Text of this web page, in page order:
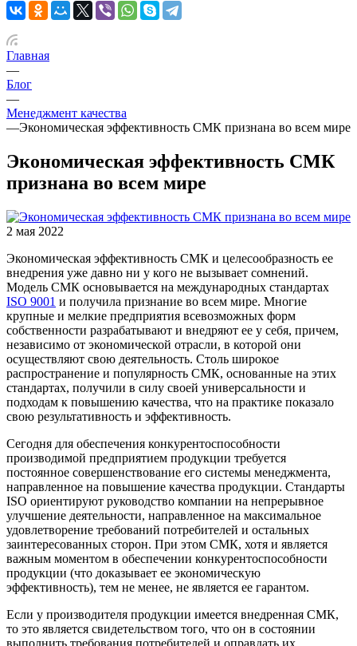
Главная
—
Блог
—
Менеджмент качества
—Экономическая эффективность СМК признана во всем мире
Экономическая эффективность СМК
признана во всем мире
2 мая 2022
Экономическая эффективность СМК и целесообразность ее
внедрения уже давно ни у кого не вызывает сомнений.
Модель СМК основывается на международных стандартах
ISO 9001 и получила признание во всем мире. Многие
крупные и мелкие предприятия всевозможных форм
собственности разрабатывают и внедряют ее у себя, причем,
независимо от экономической отрасли, в которой они
осуществляют свою деятельность. Столь широкое
распространение и популярность СМК, основанные на этих
стандартах, получили в силу своей универсальности и
подходам к повышению качества, что на практике показало
свою результативность и эффективность.
Сегодня для обеспечения конкурентоспособности
производимой предприятием продукции требуется
постоянное совершенствование его системы менеджмента,
направленное на повышение качества продукции. Стандарты
ISO ориентируют руководство компании на непрерывное
улучшение деятельности, направленное на максимальное
удовлетворение требований потребителей и остальных
заинтересованных сторон. При этом СМК, хотя и является
важным моментом в обеспечении конкурентоспособности
продукции (что доказывает ее экономическую
эффективность), тем не менее, не является ее гарантом.
Если у производителя продукции имеется внедренная СМК,
то это является свидетельством того, что он в состоянии
выполнить требования потребителей и оправдать их